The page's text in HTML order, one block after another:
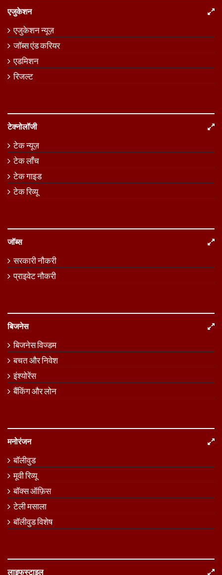
एजुकेशन
एजुकेशन न्यूज़
जॉब्स एंड करियर
एडमिशन
रिजल्ट
टेक्नोलॉजी
टेक न्यूज़
टेक लॉंच
टेक गाइड
टेक रिव्यू
जॉब्स
सरकारी नौकरी
प्राइवेट नौकरी
बिजनेस
बिजनेस विज्डम
बचत और निवेश
इंश्योरेंस
बैंकिंग और लोन
मनोरंजन
बॉलीवुड
मूवी रिव्यू
बॉक्स ऑफ़िस
टेली मसाला
बॉलीवुड विशेष
लाइफस्टाइल